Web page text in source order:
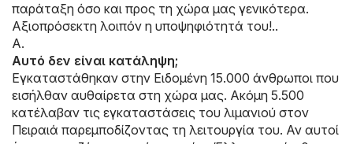
παράταξη όσο και προς τη χώρα μας γενικότερα.
Αξιοπρόσεκτη λοιπόν η υποψηφιότητά του!..
Α.
Αυτό δεν είναι κατάληψη;
Εγκαταστάθηκαν στην Ειδομένη 15.000 άνθρωποι που
εισήλθαν αυθαίρετα στη χώρα μας. Ακόμη 5.500
κατέλαβαν τις εγκαταστάσεις του λιμανιού στον
Πειραιά παρεμποδίζοντας τη λειτουργία του. Αν αυτοί